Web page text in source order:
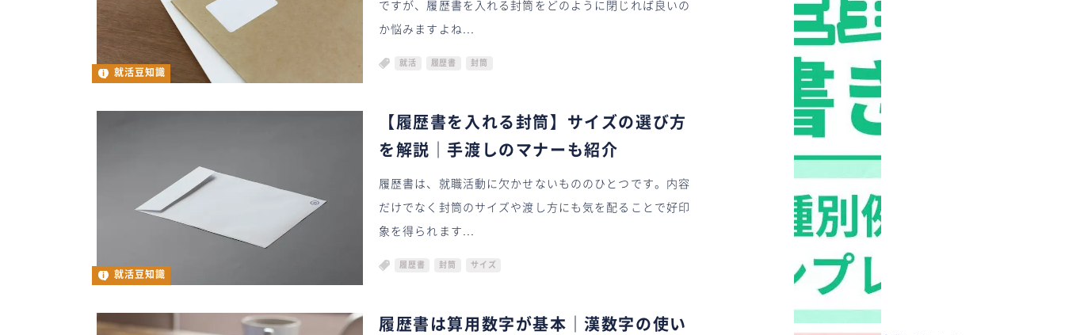
就活豆知識
ですが、履歴書を入れる封筒をどのように閉じれば良いの
か悩みますよね...
就活 履歴書 封筒
就活豆知識
【履歴書を入れる封筒】サイズの選び方
を解説｜手渡しのマナーも紹介
履歴書は、就職活動に欠かせないもののひとつです。内容
だけでなく封筒のサイズや渡し方にも気を配ることで好印
象を得られます...
履歴書 封筒 サイズ
履歴書は算用数字が基本｜漢数字の使い